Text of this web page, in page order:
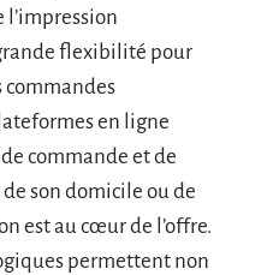
l’impression
flexibilité pour
commandes
en ligne
commande et de
son domicile ou de
est au cœur de l’offre.
permettent non